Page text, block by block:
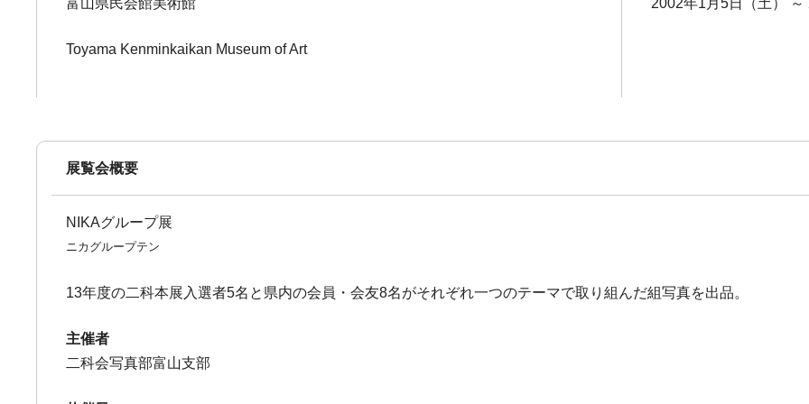
富山県民会館美術館
Toyama Kenminkaikan Museum of Art
2002年1月5日（土） ～
展覧会概要
NIKAグループ展
ニカグループテン
13年度の二科本展入選者5名と県内の会員・会友8名がそれぞれ一つのテーマで取り組んだ組写真を出品。
主催者
二科会写真部富山支部